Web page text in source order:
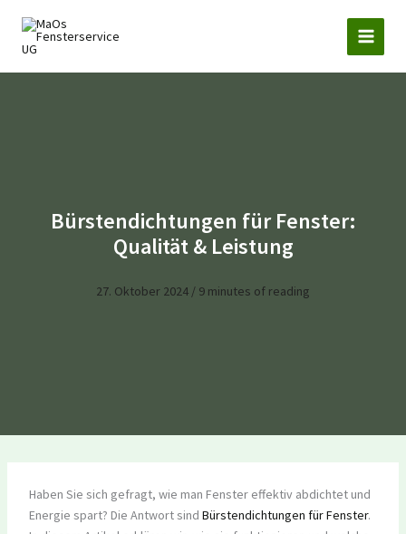
Inhalt
springen
Bürstendichtungen für Fenster:
Qualität & Leistung
27. Oktober 2024 / 9 minutes of reading
Haben Sie sich gefragt, wie man Fenster effektiv abdichtet und
Energie spart? Die Antwort sind Bürstendichtungen für Fenster.